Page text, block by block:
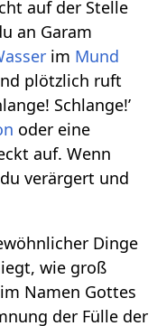
auf der Stelle
an Garam
im Mund
plötzlich ruft
Schlange!’
oder eine
auf. Wenn
verärgert und
Dinge
wie groß
Namen Gottes
der Fülle der